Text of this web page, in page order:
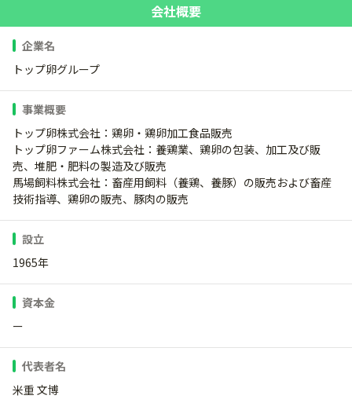
会社概要
企業名
トップ卵グループ
事業概要
トップ卵株式会社：鶏卵・鶏卵加工食品販売
トップ卵ファーム株式会社：養鶏業、鶏卵の包装、加工及び販
売、堆肥・肥料の製造及び販売
馬場飼料株式会社：畜産用飼料（養鶏、養豚）の販売および畜産
技術指導、鶏卵の販売、豚肉の販売
設立
1965年
資本金
ー
代表者名
米重 文博